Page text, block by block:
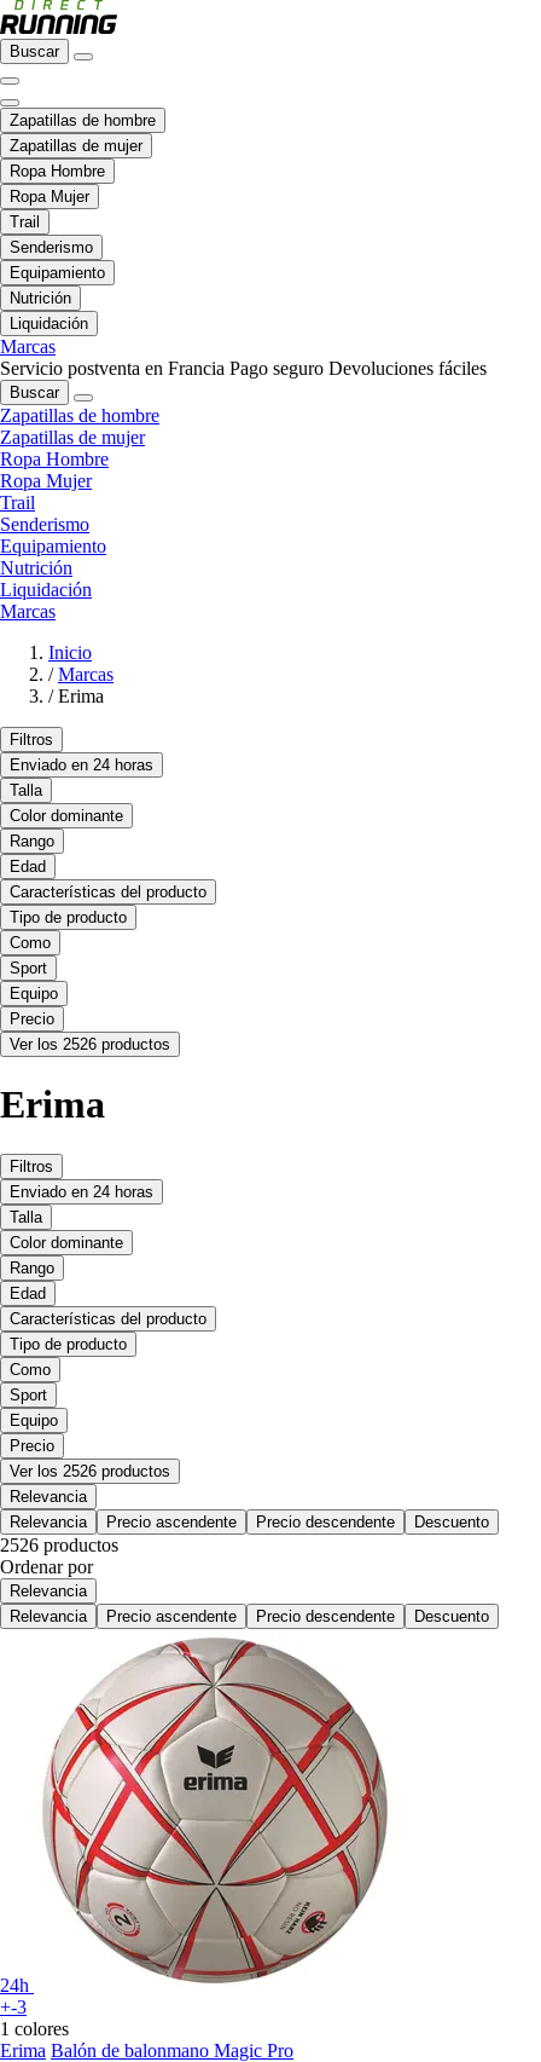
Buscar
Zapatillas de hombre
Zapatillas de mujer
Ropa Hombre
Ropa Mujer
Trail
Senderismo
Equipamiento
Nutrición
Liquidación
Marcas
Servicio postventa en Francia Pago seguro Devoluciones fáciles
Buscar
Zapatillas de hombre
Zapatillas de mujer
Ropa Hombre
Ropa Mujer
Trail
Senderismo
Equipamiento
Nutrición
Liquidación
Marcas
Inicio
/ Marcas
/ Erima
Filtros
Enviado en 24 horas
Talla
Color dominante
Rango
Edad
Características del producto
Tipo de producto
Como
Sport
Equipo
Precio
Ver los 2526 productos
Erima
Filtros
Enviado en 24 horas
Talla
Color dominante
Rango
Edad
Características del producto
Tipo de producto
Como
Sport
Equipo
Precio
Ver los 2526 productos
Relevancia
Relevancia
Precio ascendente Precio descendente Descuento
2526 productos
Ordenar por
Relevancia
Relevancia
Precio ascendente Precio descendente Descuento
24h
+-3
1 colores
Erima Balón de balonmano Magic Pro